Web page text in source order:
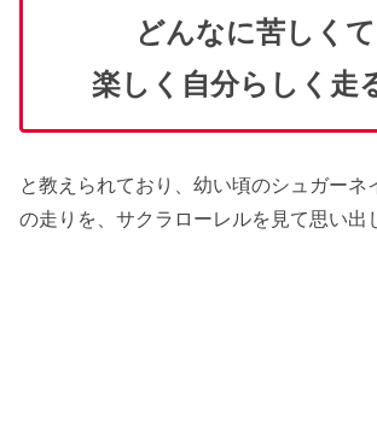
どんなに苦しく
楽しく自分らしく走
と教えられており、幼い頃のシュガーネ
の走りを、サクラローレルを見て思い出